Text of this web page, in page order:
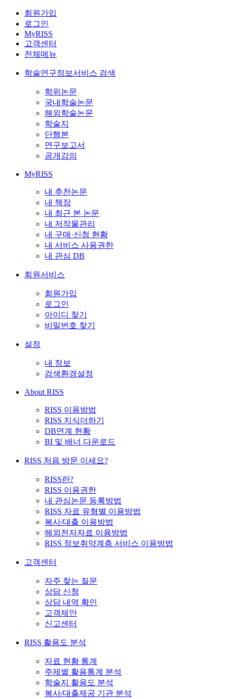
회원가입
로그인
MyRISS
고객센터
전체메뉴
학술연구정보서비스 검색
학위논문
국내학술논문
해외학술논문
학술지
단행본
연구보고서
공개강의
MyRISS
내 추천논문
내 책장
내 최근 본 논문
내 저작물관리
내 구매·신청 현황
내 서비스 사용권한
내 관심 DB
회원서비스
회원가입
로그인
아이디 찾기
비밀번호 찾기
설정
내 정보
검색환경설정
About RISS
RISS 이용방법
RISS 지식더하기
DB연계 현황
BI 및 배너 다운로드
RISS 처음 방문 이세요?
RISS란?
RISS 이용권한
내 관심논문 등록방법
RISS 자료 유형별 이용방법
복사/대출 이용방법
해외전자자료 이용방법
RISS 정보취약계층 서비스 이용방법
고객센터
자주 찾는 질문
상담 신청
상담 내역 확인
고객제안
신고센터
RISS 활용도 분석
자료 현황 통계
주제별 활용통계 분석
학술지 활용도 분석
복사/대출제공 기관 분석